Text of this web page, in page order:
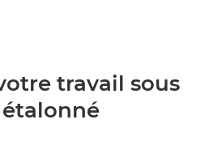
travail sous